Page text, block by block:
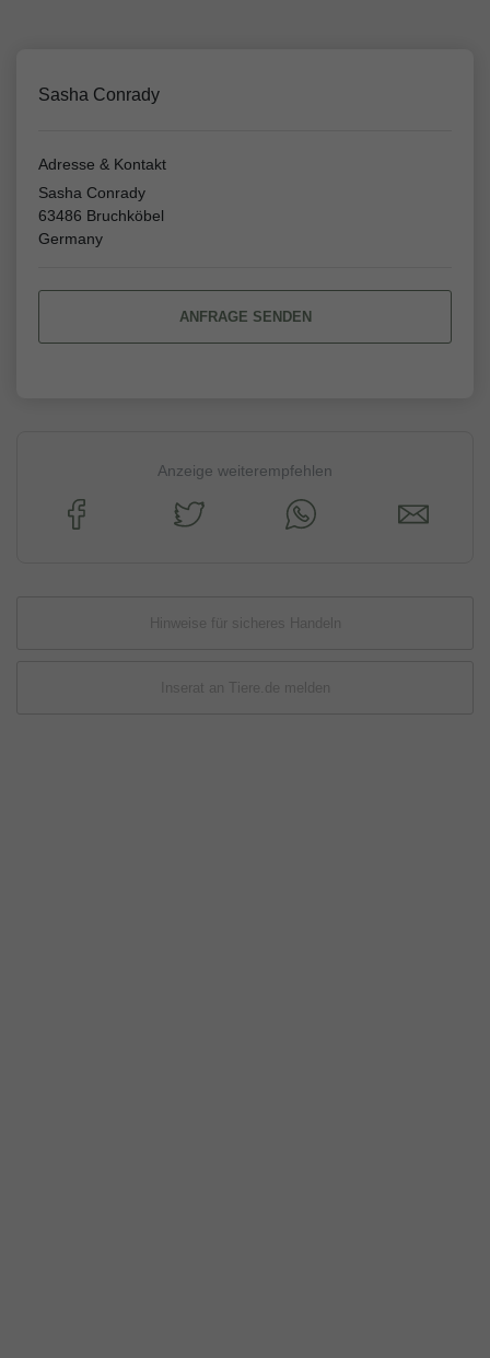
Sasha Conrady
Adresse & Kontakt
Sasha Conrady
63486 Bruchköbel
Germany
ANFRAGE SENDEN
Anzeige weiterempfehlen
Hinweise für sicheres Handeln
Inserat an Tiere.de melden